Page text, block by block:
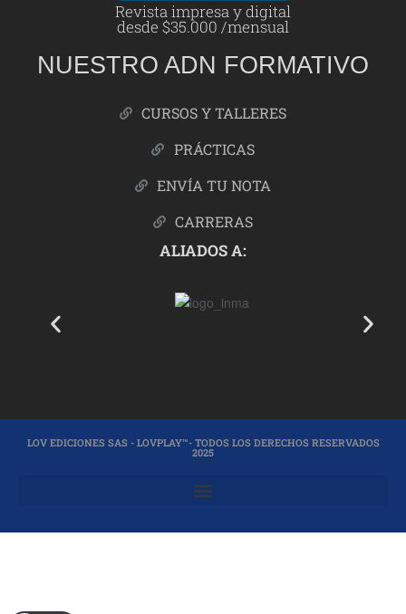
Revista impresa y digital
desde $35.000 /mensual
NUESTRO ADN FORMATIVO
CURSOS Y TALLERES
PRÁCTICAS
ENVÍA TU NOTA
CARRERAS
ALIADOS A:
LOV EDICIONES SAS - LOVPLAY™- TODOS LOS DERECHOS RESERVADOS
2025